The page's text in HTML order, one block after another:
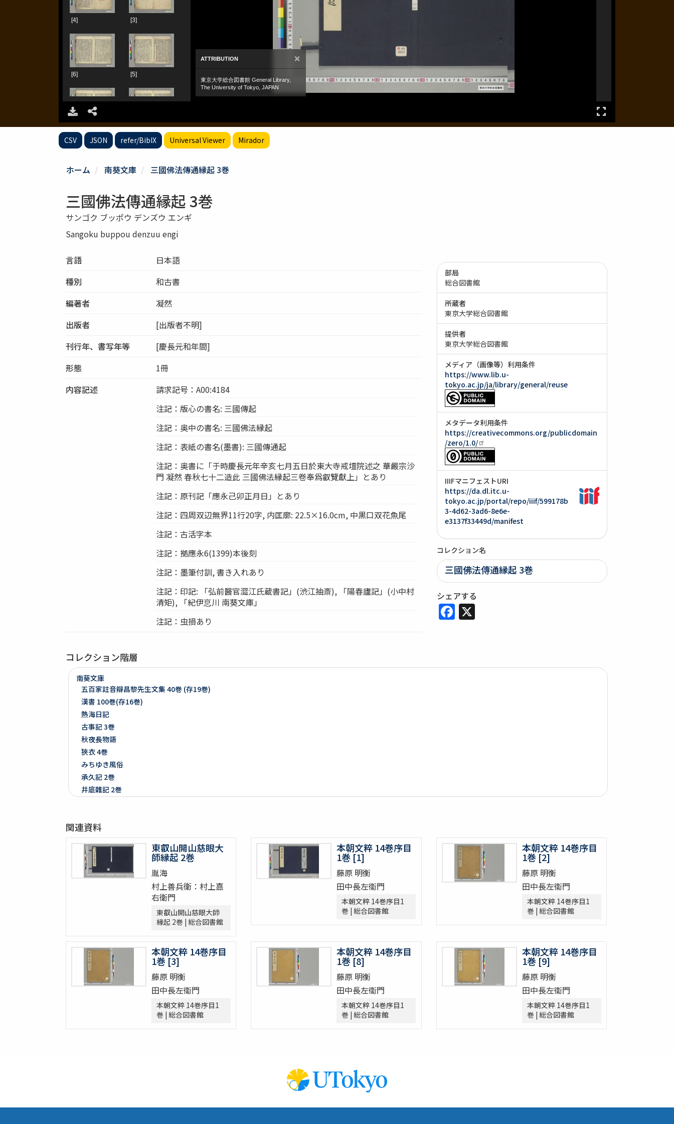
CSV JSON refer/BibIX Universal Viewer Mirador
ホーム 南葵文庫 三國佛法傳通縁起 3巻
三國佛法傳通縁起 3巻
サンゴク ブッポウ デンズウ エンギ
Sangoku buppou denzuu engi
言語
日本語
種別
和古書
編著者
凝然
出版者
[出版者不明]
刊行年、書写年等
[慶長元和年間]
形態
1冊
内容記述
請求記号：A00:4184
注記：版心の書名: 三國傳起
注記：奥中の書名: 三國佛法縁起
注記：表紙の書名(墨書): 三國傳通起
注記：奥書に「于時慶長元年辛亥七月五日於東大寺戒壇院述之 華嚴宗沙
門 凝然 春秋七十二造此 三國佛法縁起三卷奉爲叡覽獻上」とあり
注記：原刊記「應永己卯正月日」とあり
注記：四周双辺無界11行20字, 内匡廓: 22.5×16.0cm, 中黒口双花魚尾
注記：古活字本
注記：拠應永6(1399)本後刻
注記：墨筆付訓, 書き入れあり
注記：印記: 「弘前醫官澀江氏蔵書記」(渋江抽斎), 「陽春廬記」(小中村
清矩), 「紀伊恴川 南葵文庫」
注記：虫損あり
部局
総合図書館
所蔵者
東京大学総合図書館
提供者
東京大学総合図書館
メディア（画像等）利用条件
https://www.lib.u-
tokyo.ac.jp/ja/library/general/reuse
メタデータ利用条件
https://creativecommons.org/publicdomain
/zero/1.0/
IIIFマニフェストURI
https://da.dl.itc.u-
tokyo.ac.jp/portal/repo/iiif/599178b
3-4d62-3ad6-8e6e-
e3137f33449d/manifest
コレクション名
三國佛法傳通縁起 3巻
シェアする
Facebook
X
コレクション階層
南葵文庫
五百家註音辯昌黎先生文集 40巻 (存19巻)
漢書 100巻(存16巻)
熱海日記
古事記 3巻
秋夜長物語
狹衣 4巻
みちゆき風俗
承久記 2巻
井底雜記 2巻
附音増廣古註蒙求 3巻
四體千字文
天地萬物造化論
新刻増校切用正音郷談雜字大全 2巻 (存1巻)
黍稷稲粱辧
愚管鈔 7巻
尚書 13巻
懐風藻
摩訶般若波羅蜜經 30巻 (存5巻)
六根清浄大祓 . 神道大意
建礼門院右京大夫家集 2巻
関連資料
東叡山開山慈眼大
師縁起 2巻
胤海
村上善兵衛：村上嘉
右衛門
東叡山開山慈眼大師
縁起 2巻 | 総合図書館
本朝文粹 14巻序目
1巻 [1]
藤原 明衡
田中長左衞門
本朝文粹 14巻序目1
巻 | 総合図書館
本朝文粹 14巻序目
1巻 [2]
藤原 明衡
田中長左衞門
本朝文粹 14巻序目1
巻 | 総合図書館
本朝文粹 14巻序目
1巻 [3]
藤原 明衡
田中長左衞門
本朝文粹 14巻序目1
巻 | 総合図書館
本朝文粹 14巻序目
1巻 [8]
藤原 明衡
田中長左衞門
本朝文粹 14巻序目1
巻 | 総合図書館
本朝文粹 14巻序目
1巻 [9]
藤原 明衡
田中長左衞門
本朝文粹 14巻序目1
巻 | 総合図書館